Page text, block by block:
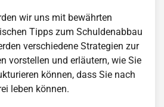
wir uns mit bewährten
Tipps zum Schuldenabbau
verschiedene Strategien zur
vorstellen und erläutern, wie Sie
können, dass Sie nach
leben können.